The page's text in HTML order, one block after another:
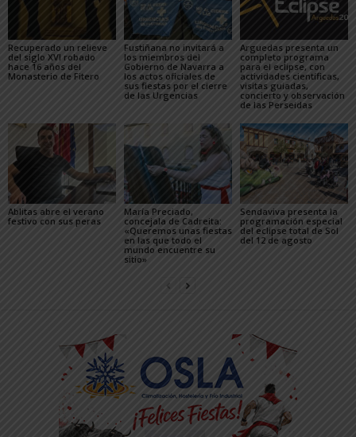
Recuperado un relieve
del siglo XVI robado
hace 16 años del
Monasterio de Fitero
Fustiñana no invitará a
los miembros del
Gobierno de Navarra a
los actos oficiales de
sus fiestas por el cierre
de las Urgencias
Arguedas presenta un
completo programa
para el eclipse, con
actividades científicas,
visitas guiadas,
concierto y observación
de las Perseidas
Ablitas abre el verano
festivo con sus peras
María Preciado,
concejala de Cadreita:
«Queremos unas fiestas
en las que todo el
mundo encuentre su
sitio»
Sendaviva presenta la
programación especial
del eclipse total de Sol
del 12 de agosto